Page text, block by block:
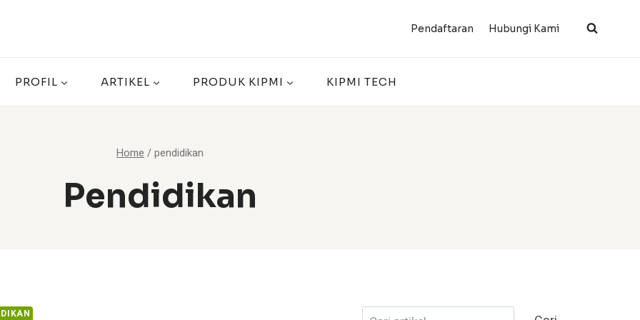
Pendaftaran Hubungi Kami
PROFIL ARTIKEL PRODUK KIPMI KIPMI TECH
Home /pendidikan
Pendidikan
Cari